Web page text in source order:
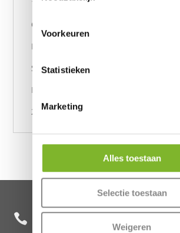
Voorkeuren
Statistieken
Marketing
Alles toestaan
Selectie toestaan
Weigeren
180 x 200
Opbergbox zijkant
Hoofdbord vlak (200 cm breed x 110
Stof Beige
PRO+ matras (hardheid 33, hardheid
2 kernen in 1 tijk
 +31 85 482 0020